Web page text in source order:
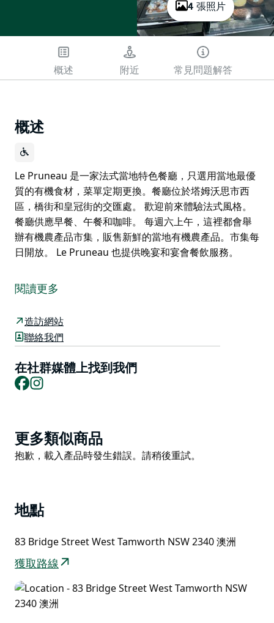
4 張照片
概述 附近 常見問題解答
概述
Le Pruneau 是一家法式當地特色餐廳，只選用當地最優
質的有機食材，菜單定期更換。餐廳位於塔姆沃思市西
區，橋街和皇冠街的交匯處。 歡迎前來體驗法式風格。
餐廳供應早餐、午餐和咖啡。 每週六上午，這裡都會舉
辦有機農產品市集，販售新鮮的當地有機農產品。市集每
日開放。 Le Pruneau 也提供晚宴和宴會餐飲服務。
質的有機食材，菜單定期更換。餐廳位於塔姆沃思市西
區，橋街和皇冠街的交匯處。
歡迎前來體驗法式風格。餐廳供應早餐、午餐和咖啡。
每週六上午，這裡都會舉辦有機農產品市集，販售新鮮的
Le Pruneau 也提供晚宴和宴會餐飲服務。
閱讀更多
造訪網站
聯絡我們
在社群媒體上找到我們
Facebook
Product
List
更多類似商品
Product
抱歉，載入產品時發生錯誤。請稍後重試。
地點
83 Bridge Street West Tamworth NSW 2340 澳洲
獲取路線